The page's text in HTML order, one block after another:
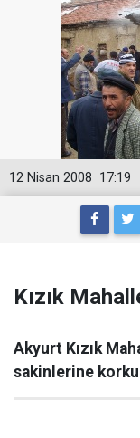
17:19
12 Nisan 2008
Kızık
Akyurt Kızık
sakinlerine